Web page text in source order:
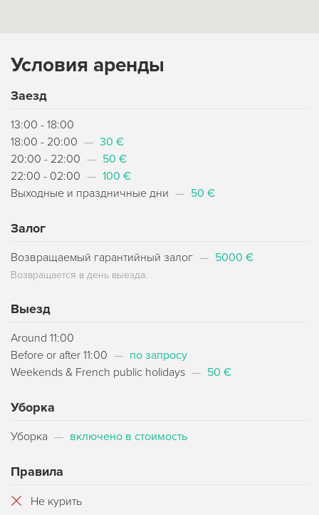
Условия аренды
Заезд
13:00 - 18:00
18:00 - 20:00 — 30 €
20:00 - 22:00 — 50 €
22:00 - 02:00 — 100 €
Выходные и праздничные дни — 50 €
Залог
Возвращаемый гарантийный залог — 5000 €
Возвращается в день выезда.
Выезд
Around 11:00
Before or after 11:00 — по запросу
Weekends & French public holidays — 50 €
Уборка
Уборка — включено в стоимость
Правила
Не курить